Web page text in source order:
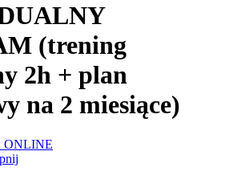
(trening
2h + plan
na 2 miesiące)